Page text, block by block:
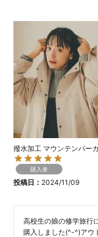
撥水加工 マウンテンパー
購入者
投稿日 2024/11/09
高校生の娘の修学旅行
購入しました(^-^)アウ